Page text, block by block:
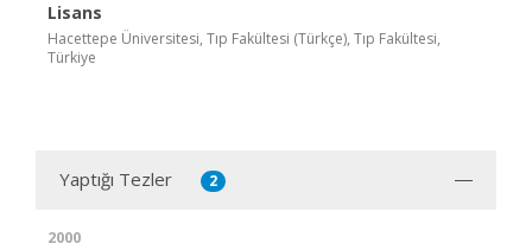
Lisans
Hacettepe Üniversitesi, Tıp Fakültesi (Türkçe), Tıp Fakültesi,
Türkiye
Yaptığı Tezler 2
2000